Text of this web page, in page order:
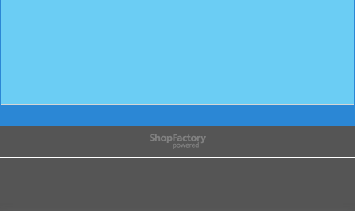
Boutique en ligne créés
avec le logiciel